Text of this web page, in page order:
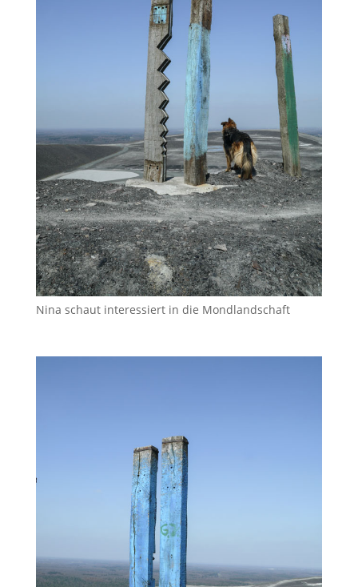
Nina schaut interessiert in die Mondlandschaft